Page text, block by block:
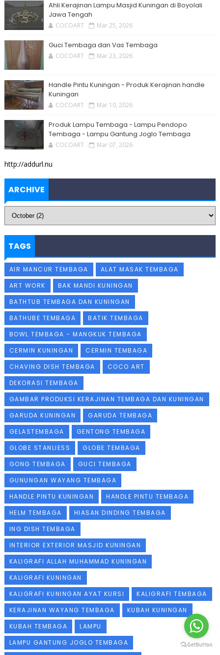
Ahli Kerajinan Lampu Masjid Kuningan di Boyolali
Jawa Tengah
COCOART Mar 25, 2026
Guci Tembaga dan Vas Tembaga
COCOART Mar 23, 2026
Handle Pintu Kuningan - Produk Kerajinan handle
Kuningan
COCOART Mar 10, 2026
Produk Lampu Tembaga - Lampu Pendopo
Tembaga - Lampu Gantung Joglo Tembaga
COCOART Mar 07, 2026
http://addurl.nu
ARCHIVE
TAGS
AIR MANCUR TEMBAGA
ALAT MASAK TEMBAGA
ART WORK
BAK MANDI KUNINGAN
BATHTUB TEMBAGA DAN KUNINGAN
BATHUBE TEMBAGA
BATIK TEMBAGA
BOWL TEMBAGA - MANGKUK TEMBAGA
CERMIN KUNINGAN
CERMIN TEMBAGA
CHAVING DISH TEMBAGA
COCO ART
DEKORASI TEMBAGA
GAMBAR PRODUKSI KERAJINAN TEMBAGA DAN KUNINGAN
GARUDA KUNINGAN
GARUDA TEMBAGA
GELASTEMBAGA
GENTONG TEMBAGA
GLOBE STANLIESS
GLOBE TEMBAGA
GONG TEMBAGA
GUCI TEMBAGA
GUNUNGAN WAYANG TEMBAGA
HANDLE PINTU KUNINGAN
HANDLE PINTU TEMBAGA
HELM TEMBAGA
HIASAN DINDING TEMBAGA
ING DISH TEMBAGA
INTERIOR EXTERIOR MASJID KUNINGAN
KALIGRAFI ALLAH MUHAMMAD KUNINGAN
KALIGRAFI KUNINGAN
KALIGRAFI KUNINGAN AYAT KURSI
KALIGRAFI TEMBAGA
KERAJINAN WAYANG TEMBAGA
KUBAH KUNINGAN
KUBAH TEMBAGA
LAMPU
LAMPU GANTUNG JOGLO TEMBAGA